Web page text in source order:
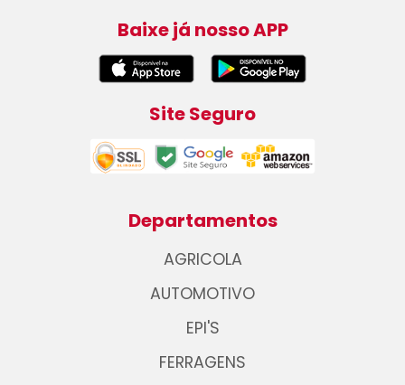
Baixe já nosso APP
Site Seguro
Departamentos
AGRICOLA
AUTOMOTIVO
EPI'S
FERRAGENS